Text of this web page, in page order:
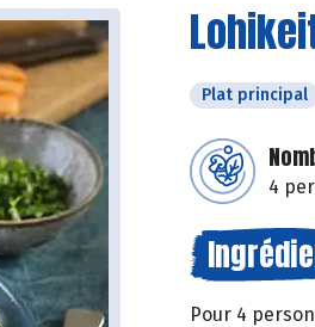
Plat principal
4
Pour 4